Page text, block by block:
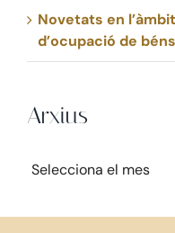
Novetats en
d’ocupació de
Arxius